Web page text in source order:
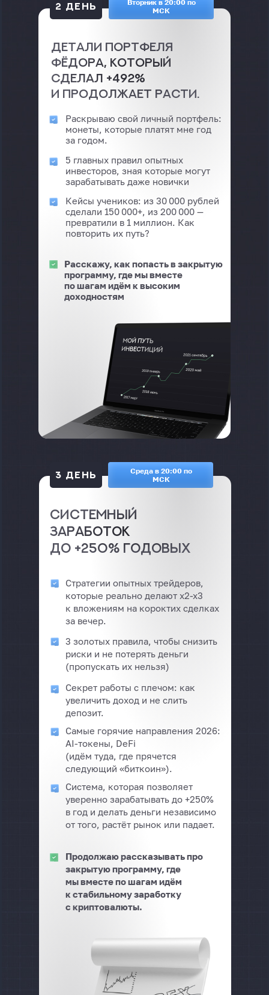
2 ДЕНЬ
Вторник в 20:00 по
МСК
Системный
заработок
до +250% годовых
3 ДЕНЬ
Среда в 20:00 по
МСК
Детали портфеля
Фёдора, который
сделал +492%
и продолжает расти.
Раскрываю свой личный портфель:
монеты, которые платят мне год
за годом.
5 главных правил опытных
инвесторов, зная которые могут
зарабатывать даже новички
Кейсы учеников: из 30 000 рублей
сделали 150 000+, из 200 000 —
превратили в 1 миллион. Как
повторить их путь?
Расскажу, как попасть в закрытую
программу, где мы вместе
по шагам идём к высоким
доходностям
Стратегии опытных трейдеров,
которые реально делают x2-x3
к вложениям на короктих сделках
за вечер.
3 золотых правила, чтобы снизить
риски и не потерять деньги
(пропускать их нельзя)
Секрет работы с плечом: как
увеличить доход и не слить
депозит.
Самые горячие направления 2026:
AI-токены, DeFi
(идём туда, где прячется
следующий «биткоин»).
Система, которая позволяет
уверенно зарабатывать до +250%
в год и делать деньги независимо
от того, растёт рынок или падает.
Продолжаю рассказывать про
закрытую программу, где
мы вместе по шагам идём
к стабильному заработку
с криптовалюты.